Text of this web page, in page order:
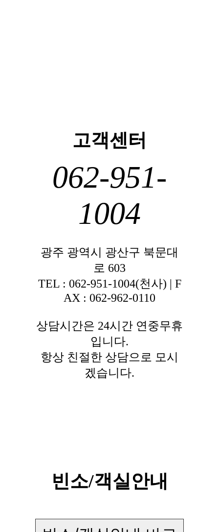
고객센터
062-951-
1004
광주 광역시 광산구 북문대
로 603
TEL : 062-951-1004(천사) | F
AX : 062-962-0110
상담시간은 24시간 연중무휴
입니다.
항상 친절한 상담으로 모시
겠습니다.
빈소/객실안내